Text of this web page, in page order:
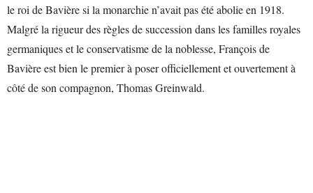
le roi de Bavière si la monarchie n’avait pas été abolie en 1918.
Malgré la rigueur des règles de succession dans les familles royales
germaniques et le conservatisme de la noblesse, François de
Bavière est bien le premier à poser officiellement et ouvertement à
côté de son compagnon, Thomas Greinwald.